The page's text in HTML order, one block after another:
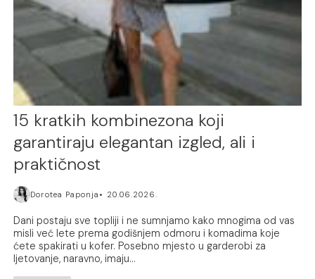
15 kratkih kombinezona koji
garantiraju elegantan izgled, ali i
praktičnost
Dorotea Paponja 20.06.2026.
Dani postaju sve topliji i ne sumnjamo kako mnogima od vas
misli već lete prema godišnjem odmoru i komadima koje
ćete spakirati u kofer. Posebno mjesto u garderobi za
ljetovanje, naravno, imaju...